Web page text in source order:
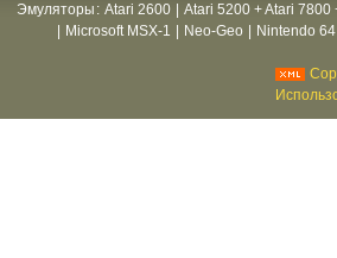
Эмуляторы : Atari 2600 Atari 5200 + Atari 7800
Microsoft MSX-1 Neo-Geo Nintendo 64